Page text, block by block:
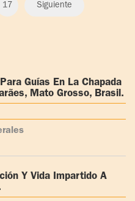
17 Siguiente
Guías En La Chapada
De Los Guimarães, Mato Grosso, Brasil.
Y Vida Impartido A